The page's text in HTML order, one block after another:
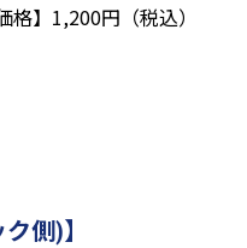
格】1,200円（税込）
側)】